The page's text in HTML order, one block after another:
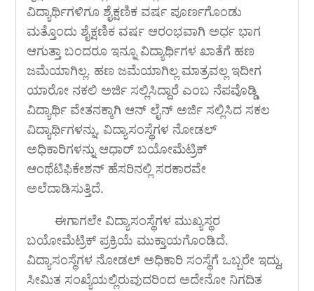
ವಿದ್ಯಾರ್ಥಿಗಳಿಗೂ ಶೈಕ್ಷಣಿಕ ವರ್ಷ ಪೂರ್ಣಗೊಂಡು
ಮತ್ತೊಂದು ಶೈಕ್ಷಣಿಕ ವರ್ಷ ಆರಂಭವಾಗಿ ಅರ್ಧ ಭಾಗ
ಆಗುತ್ತಾ ಬಂದರೂ ಇನ್ನೂ ವಿದ್ಯಾರ್ಥಿಗಳ ಖಾತೆಗೆ ಹಣ
ಜಮೆಯಾಗಿಲ್ಲ. ಹಣ ಜಮೆಯಾಗಿಲ್ಲ ಮಾತ್ರವಲ್ಲ ಇದೀಗ
ಯಾರೋ ನಕಲಿ ಅರ್ಜಿ ಸಲ್ಲಿಸಿದ್ದಾರೆ ಎಂಬ ನೆಪವೊಡ್ಡಿ
ವಿದ್ಯಾರ್ಥಿ ವೇತನಕ್ಕಾಗಿ ಆನ್ ಲೈನ್ ಅರ್ಜಿ ಸಲ್ಲಿಸಿದ ಸಕಲ
ವಿದ್ಯಾರ್ಥಿಗಳನ್ನು, ವಿದ್ಯಾಸಂಸ್ಥೆಗಳ ನೋಡಲ್
ಅಧಿಕಾರಿಗಳನ್ನು ಆಧಾರ್ ಬಯೋಮೆಟ್ರಿಕ್
ಆಂಥೆಟಿಫಿಕೇಶನ್ ಹೆಸರಿನಲ್ಲಿ ಸರಕಾರವೇ
ಅಲೆದಾಡಿಸುತ್ತಿದೆ.
ಈಗಾಗಲೇ ವಿದ್ಯಾಸಂಸ್ಥೆಗಳ ಮುಖ್ಯಸ್ಥರ
ಬಯೋಮೆಟ್ರಿಕ್ ಪ್ರಕ್ರಿಯೆ ಮುಕ್ತಾಯಗೊಂಡಿದೆ.
ವಿದ್ಯಾಸಂಸ್ಥೆಗಳ ನೋಡಲ್ ಅಧಿಕಾರಿ ಸಂಸ್ಥೆಗೆ ಒಬ್ಬರೇ ಇದ್ದು,
ಸೀಮಿತ ಸಂಖ್ಯೆಯಲ್ಲಿರುವುದರಿಂದ ಅದೇನೋ ನಿಗದಿತ